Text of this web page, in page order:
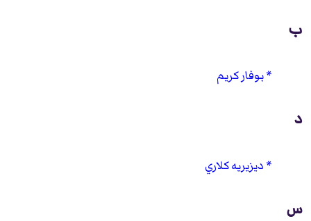
ب
بوفار كريم
د
ديزيريه كلاري
س